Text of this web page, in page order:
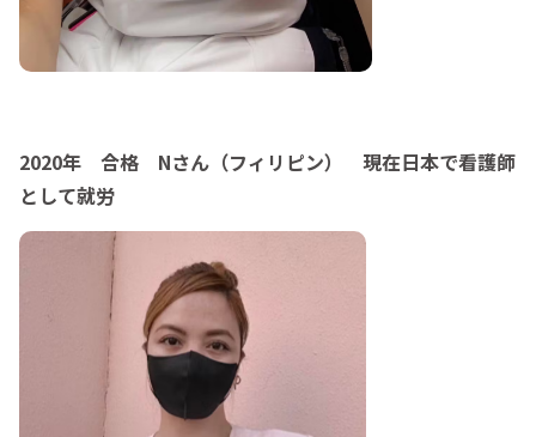
2020年 合格 Nさん（フィリピン） 現在日本で看護師
として就労